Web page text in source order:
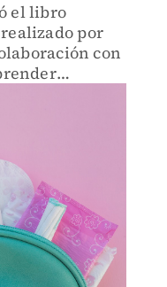
el libro
por
con